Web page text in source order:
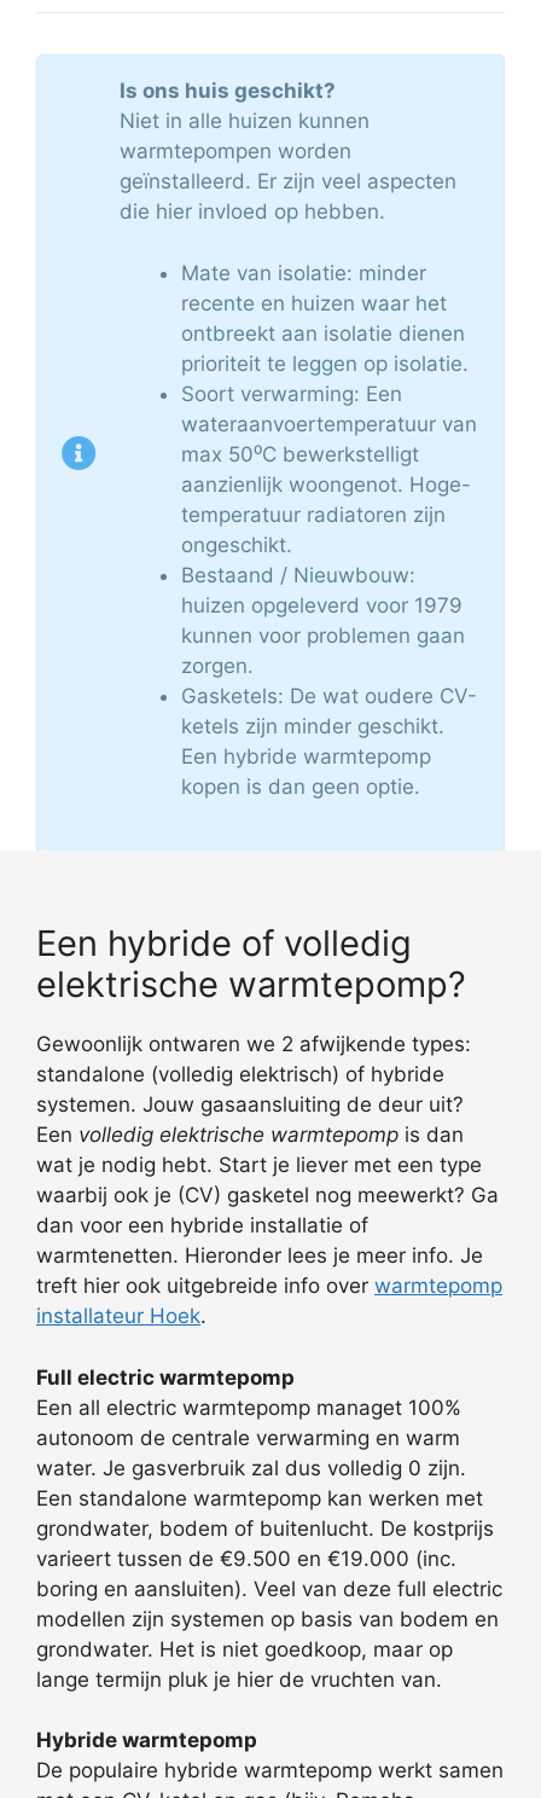
Is ons huis geschikt?
Niet in alle huizen kunnen
warmtepompen worden
geïnstalleerd. Er zijn veel aspecten
die hier invloed op hebben.
Mate van isolatie: minder
recente en huizen waar het
ontbreekt aan isolatie dienen
prioriteit te leggen op isolatie.
Soort verwarming: Een
wateraanvoertemperatuur van
max 50⁰C bewerkstelligt
aanzienlijk woongenot. Hoge-
temperatuur radiatoren zijn
ongeschikt.
Bestaand / Nieuwbouw:
huizen opgeleverd voor 1979
kunnen voor problemen gaan
zorgen.
Gasketels: De wat oudere CV-
ketels zijn minder geschikt.
Een hybride warmtepomp
kopen is dan geen optie.
Een hybride of volledig
elektrische warmtepomp?
Gewoonlijk ontwaren we 2 afwijkende types:
standalone (volledig elektrisch) of hybride
systemen. Jouw gasaansluiting de deur uit?
Een volledig elektrische warmtepomp is dan
wat je nodig hebt. Start je liever met een type
waarbij ook je (CV) gasketel nog meewerkt? Ga
dan voor een hybride installatie of
warmtenetten. Hieronder lees je meer info. Je
treft hier ook uitgebreide info over warmtepomp
installateur Hoek.
Full electric warmtepomp
Een all electric warmtepomp managet 100%
autonoom de centrale verwarming en warm
water. Je gasverbruik zal dus volledig 0 zijn.
Een standalone warmtepomp kan werken met
grondwater, bodem of buitenlucht. De kostprijs
varieert tussen de €9.500 en €19.000 (inc.
boring en aansluiten). Veel van deze full electric
modellen zijn systemen op basis van bodem en
grondwater. Het is niet goedkoop, maar op
lange termijn pluk je hier de vruchten van.
Hybride warmtepomp
De populaire hybride warmtepomp werkt samen